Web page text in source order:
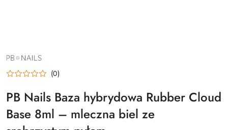
NAZWA
PRODUCENTA:
PB
NAILS (0)
PB Nails Baza hybrydowa Rubber Cloud
Base 8ml – mleczna biel ze